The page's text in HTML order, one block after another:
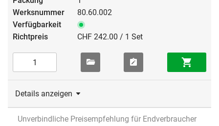
80.60.002
CHF 242.00 / 1 Set
Details anzeigen
Unverbindliche Preisempfehlung für Endverbraucher